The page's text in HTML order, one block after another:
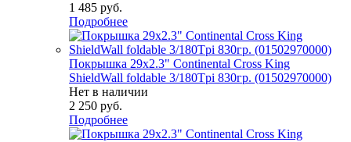
1 485 руб.
Подробнее
Покрышка 29x2.3" Continental Cross King
ShieldWall foldable 3/180Tpi 830гр. (01502970000)
Нет в наличии
2 250 руб.
Подробнее